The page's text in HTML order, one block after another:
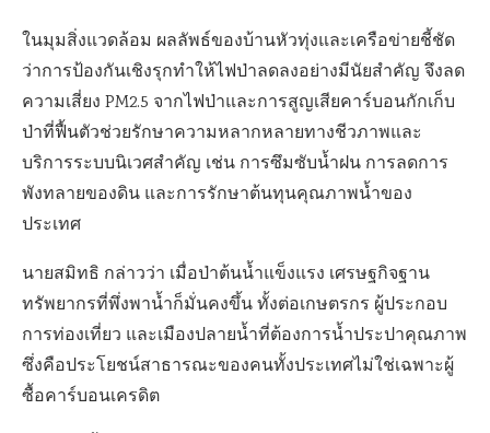
ในมุมสิ่งแวดล้อม ผลลัพธ์ของบ้านหัวทุ่งและเครือข่ายชี้ชัด
ว่าการป้องกันเชิงรุกทำให้ไฟป่าลดลงอย่างมีนัยสำคัญ จึงลด
ความเสี่ยง PM2.5 จากไฟป่าและการสูญเสียคาร์บอนกักเก็บ
ป่าที่ฟื้นตัวช่วยรักษาความหลากหลายทางชีวภาพและ
บริการระบบนิเวศสำคัญ เช่น การซึมซับน้ำฝน การลดการ
พังทลายของดิน และการรักษาต้นทุนคุณภาพน้ำของ
ประเทศ
นายสมิทธิ กล่าวว่า เมื่อป่าต้นน้ำแข็งแรง เศรษฐกิจฐาน
ทรัพยากรที่พึ่งพาน้ำก็มั่นคงขึ้น ทั้งต่อเกษตรกร ผู้ประกอบ
การท่องเที่ยว และเมืองปลายน้ำที่ต้องการน้ำประปาคุณภาพ
ซึ่งคือประโยชน์สาธารณะของคนทั้งประเทศไม่ใช่เฉพาะผู้
ซื้อคาร์บอนเครดิต